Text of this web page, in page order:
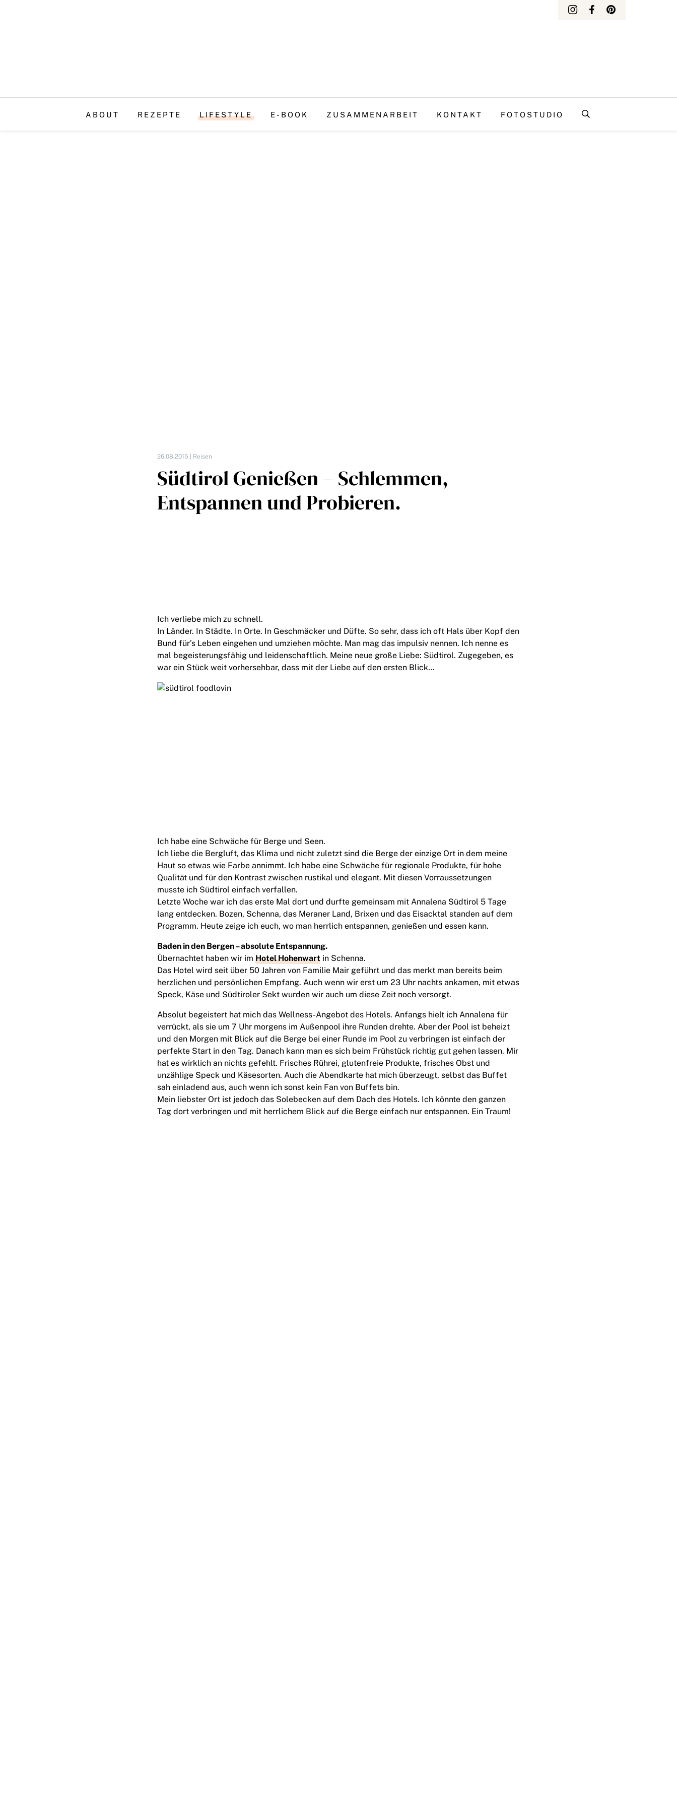
ABOUT REZEPTE LIFESTYLE E-BOOK ZUSAMMENARBEIT KONTAKT FOTOSTUDIO
26.08.2015 | Reisen
Südtirol Genießen – Schlemmen,
Entspannen und Probieren.
Ich verliebe mich zu schnell.
In Länder. In Städte. In Orte. In Geschmäcker und Düfte. So sehr, dass ich oft Hals über Kopf den
Bund für’s Leben eingehen und umziehen möchte. Man mag das impulsiv nennen. Ich nenne es
mal begeisterungsfähig und leidenschaftlich. Meine neue große Liebe: Südtirol. Zugegeben, es
war ein Stück weit vorhersehbar, dass mit der Liebe auf den ersten Blick…
Ich habe eine Schwäche für Berge und Seen.
Ich liebe die Bergluft, das Klima und nicht zuletzt sind die Berge der einzige Ort in dem meine
Haut so etwas wie Farbe annimmt. Ich habe eine Schwäche für regionale Produkte, für hohe
Qualität und für den Kontrast zwischen rustikal und elegant. Mit diesen Vorraussetzungen
musste ich Südtirol einfach verfallen.
Letzte Woche war ich das erste Mal dort und durfte gemeinsam mit Annalena Südtirol 5 Tage
lang entdecken. Bozen, Schenna, das Meraner Land, Brixen und das Eisacktal standen auf dem
Programm. Heute zeige ich euch, wo man herrlich entspannen, genießen und essen kann.
Baden in den Bergen – absolute Entspannung.
Übernachtet haben wir im Hotel Hohenwart in Schenna.
Das Hotel wird seit über 50 Jahren von Familie Mair geführt und das merkt man bereits beim
herzlichen und persönlichen Empfang. Auch wenn wir erst um 23 Uhr nachts ankamen, mit etwas
Speck, Käse und Südtiroler Sekt wurden wir auch um diese Zeit noch versorgt.
Absolut begeistert hat mich das Wellness-Angebot des Hotels. Anfangs hielt ich Annalena für
verrückt, als sie um 7 Uhr morgens im Außenpool ihre Runden drehte. Aber der Pool ist beheizt
und den Morgen mit Blick auf die Berge bei einer Runde im Pool zu verbringen ist einfach der
perfekte Start in den Tag. Danach kann man es sich beim Frühstück richtig gut gehen lassen. Mir
hat es wirklich an nichts gefehlt. Frisches Rührei, glutenfreie Produkte, frisches Obst und
unzählige Speck und Käsesorten. Auch die Abendkarte hat mich überzeugt, selbst das Buffet
sah einladend aus, auch wenn ich sonst kein Fan von Buffets bin.
Mein liebster Ort ist jedoch das Solebecken auf dem Dach des Hotels. Ich könnte den ganzen
Tag dort verbringen und mit herrlichem Blick auf die Berge einfach nur entspannen. Ein Traum!